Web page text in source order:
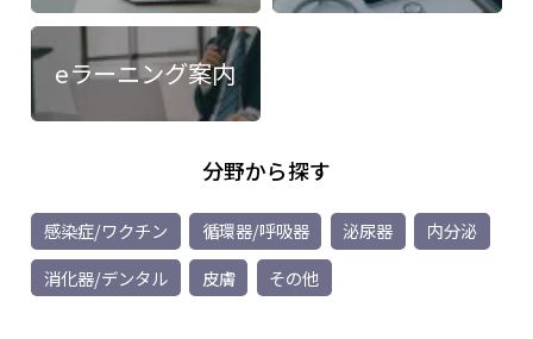
eラーニング案内
分野から探す
感染症/ワクチン 循環器/呼吸器 泌尿器
内分泌
消化器/デンタル
皮膚 その他